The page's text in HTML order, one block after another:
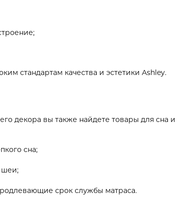
стандартам качества и эстетики Ashley.
декора вы также найдете товары для сна и
сна;
шеи;
срок службы матраса.